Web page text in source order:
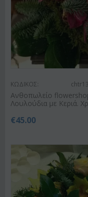
ΚΩΔΙΚΟΣ: chtr13
Ανθοπωλείο
Λουλούδια με Κεριά.
€45.00